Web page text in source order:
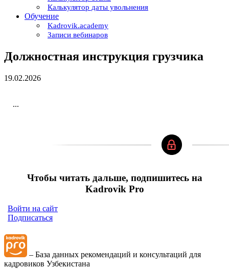
Калькулятор даты увольнения
Обучение
Kadrovik.academy
Записи вебинаров
Должностная инструкция грузчика
19.02.2026
...
Чтобы читать дальше, подпишитесь на
Kadrovik Pro
Войти на сайт
Подписаться
– База данных рекомендаций и консультаций для
кадровиков Узбекистана